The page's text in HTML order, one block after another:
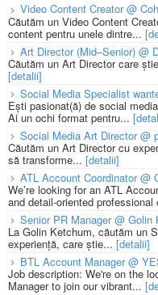
Video Content Creator @
Căutăm un Video Content
content pentru unele dintre...
Art Director (Mid–Senior) @
Căutăm un Art Director care
[detalii]
Social Media Specialist
Ești pasionat(ă) de social
Ai un ochi format pentru...
Social Media Art Director @
Căutăm un Art Director cu
să transforme... [detalii]
ATL Account Coordinator @
We’re looking for an ATL
and detail-oriented professional
Senior PR Manager @ Golin
La Golin Ketchum, căutăm un
experiență, care știe... [detalii]
BTL Account Manager @
Job description: We're on the
Manager to join our vibrant...